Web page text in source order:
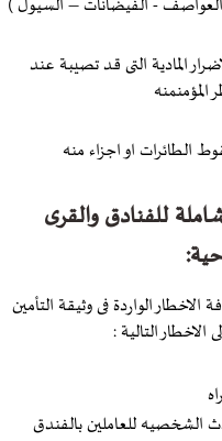
المادية التى قد تصيبة عند
او اجزاء منه
للفنادق والقرى
فى وثيقة التأمين
التالية :
بالاكراه
للعاملين بالفندق